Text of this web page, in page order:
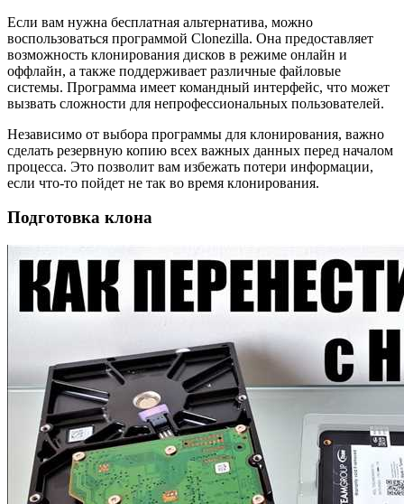
Если вам нужна бесплатная альтернатива, можно
воспользоваться программой Clonezilla. Она предоставляет
возможность клонирования дисков в режиме онлайн и
оффлайн, а также поддерживает различные файловые
системы. Программа имеет командный интерфейс, что может
вызвать сложности для непрофессиональных пользователей.
Независимо от выбора программы для клонирования, важно
сделать резервную копию всех важных данных перед началом
процесса. Это позволит вам избежать потери информации,
если что-то пойдет не так во время клонирования.
Подготовка клона